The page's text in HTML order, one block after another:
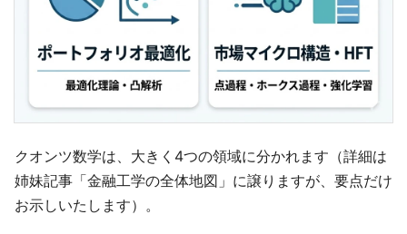
クオンツ数学は、大きく4つの領域に分かれます（詳細は
姉妹記事「金融工学の全体地図」に譲りますが、要点だけ
お示しいたします）。